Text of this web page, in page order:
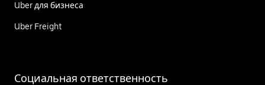
Uber для бизнеса
Uber Freight
Социальная ответственность